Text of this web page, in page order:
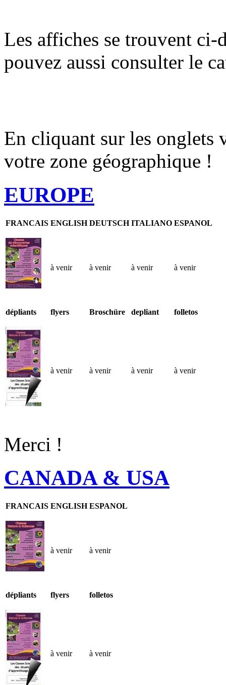
Les affiches se trouvent ci-
pouvez aussi consulter le
En cliquant sur les onglets
votre zone géographique !
EUROPE
FRANCAIS ENGLISH DEUTSCH ITALIANO ESPANOL
à venir à venir à venir à venir
dépliants flyers Broschüre depliant folletos
à venir à venir à venir à venir
Merci !
CANADA & USA
FRANCAIS ENGLISH ESPANOL
à venir à venir
dépliants flyers folletos
à venir à venir